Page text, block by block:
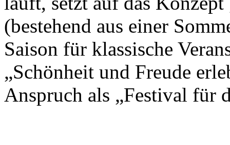
(bestehend aus einer
Saison für klassische
„Schönheit und Freude
Anspruch als „Festival für